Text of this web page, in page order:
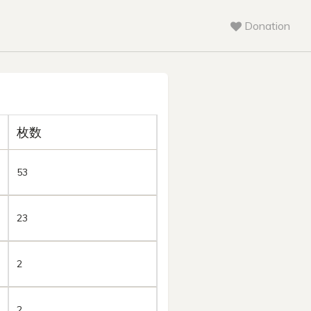
Donation
枚数
53
23
2